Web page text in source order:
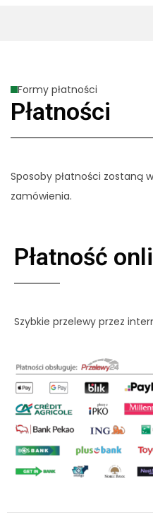
Formy płatności
Płatności
Sposoby płatności zostaną
zamówienia.
Płatność
Szybkie przelewy przez